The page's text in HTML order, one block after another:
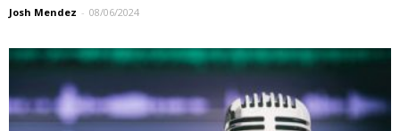
Josh Mendez - 08/06/2024